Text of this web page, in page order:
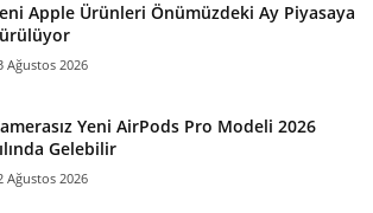
Apple Ürünleri Önümüzdeki Ay Piyasaya
Ağustos 2026
Yeni AirPods Pro Modeli 2026
Gelebilir
Ağustos 2026